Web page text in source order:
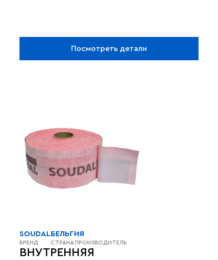
Посмотреть детали
ВНУТРЕННЯЯ
SOUDAL
БРЕНД
БЕЛЬГИЯ
СТРАНА ПРОИЗВОДИТЕЛЬ